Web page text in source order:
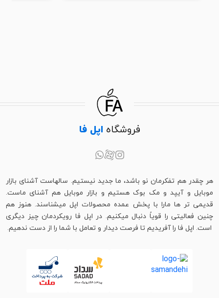
فروشگاه اپل فا
هر چقدر هم تفکرمان نو باشد، ما جدید نیستیم. سالهاست آشنای بازار
موبایل و آیپد و مک بوک هستیم و بازار موبایل هم آشنای ماست.
قدیمی تر ها مارا با پخش عمده محصولات اپل میشناسند. هنوز هم
چنین فعالیتی را قویاً دنبال میکنیم. در اپل فا رویکردمان چیز دیگری
است. اپل فا را آفریدیم تا فرصت دیدار و تعامل با شما را از دست ندهیم.